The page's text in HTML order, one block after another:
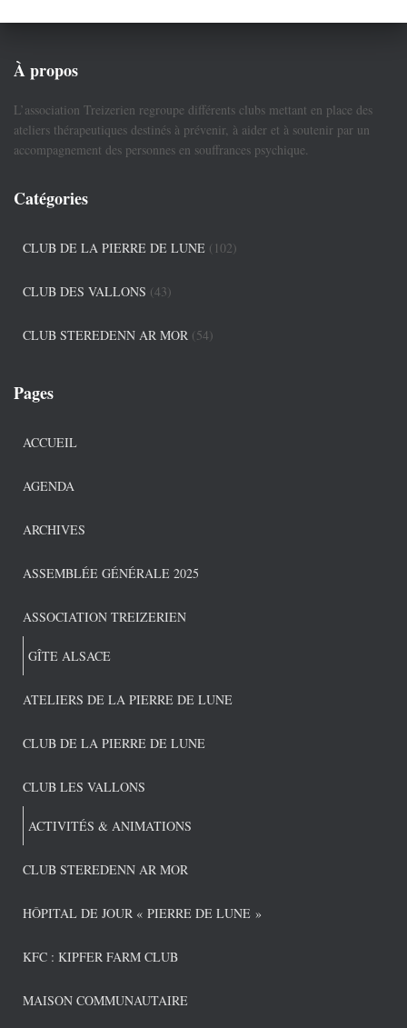
À propos
L’association Treizerien regroupe différents clubs mettant en place des
ateliers thérapeutiques destinés à prévenir, à aider et à soutenir par un
accompagnement des personnes en souffrances psychique.
Catégories
CLUB DE LA PIERRE DE LUNE (102)
CLUB DES VALLONS (43)
CLUB STEREDENN AR MOR (54)
Pages
ACCUEIL
AGENDA
ARCHIVES
ASSEMBLÉE GÉNÉRALE 2025
ASSOCIATION TREIZERIEN
GÎTE ALSACE
ATELIERS DE LA PIERRE DE LUNE
CLUB DE LA PIERRE DE LUNE
CLUB LES VALLONS
ACTIVITÉS & ANIMATIONS
CLUB STEREDENN AR MOR
HÔPITAL DE JOUR « PIERRE DE LUNE »
KFC : KIPFER FARM CLUB
MAISON COMMUNAUTAIRE